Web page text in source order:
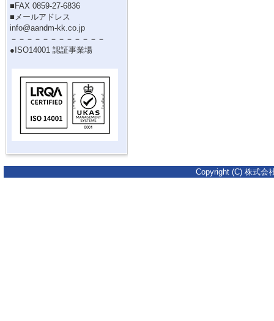
■FAX 0859-27-6836
■メールアドレス
info@aandm-kk.co.jp
－－－－－－－－－－－－
●ISO14001 認証事業場
Copyright (C) 株式会